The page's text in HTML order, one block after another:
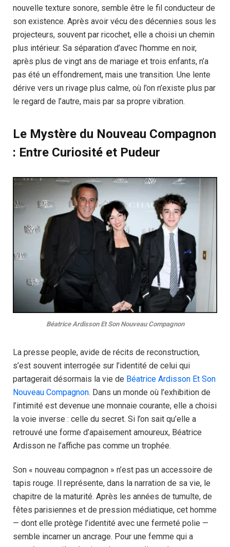
nouvelle texture sonore, semble être le fil conducteur de
son existence. Après avoir vécu des décennies sous les
projecteurs, souvent par ricochet, elle a choisi un chemin
plus intérieur. Sa séparation d’avec l’homme en noir,
après plus de vingt ans de mariage et trois enfants, n’a
pas été un effondrement, mais une transition. Une lente
dérive vers un rivage plus calme, où l’on n’existe plus par
le regard de l’autre, mais par sa propre vibration.
Le Mystère du Nouveau Compagnon
: Entre Curiosité et Pudeur
Béatrice Ardisson Et Son Nouveau Compagnon
La presse people, avide de récits de reconstruction,
s’est souvent interrogée sur l’identité de celui qui
partagerait désormais la vie de Béatrice Ardisson Et Son
Nouveau Compagnon. Dans un monde où l’exhibition de
l’intimité est devenue une monnaie courante, elle a choisi
la voie inverse : celle du secret. Si l’on sait qu’elle a
retrouvé une forme d’apaisement amoureux, Béatrice
Ardisson ne l’affiche pas comme un trophée.
Son « nouveau compagnon » n’est pas un accessoire de
tapis rouge. Il représente, dans la narration de sa vie, le
chapitre de la maturité. Après les années de tumulte, de
fêtes parisiennes et de pression médiatique, cet homme
— dont elle protège l’identité avec une fermeté polie —
semble incarner un ancrage. Pour une femme qui a